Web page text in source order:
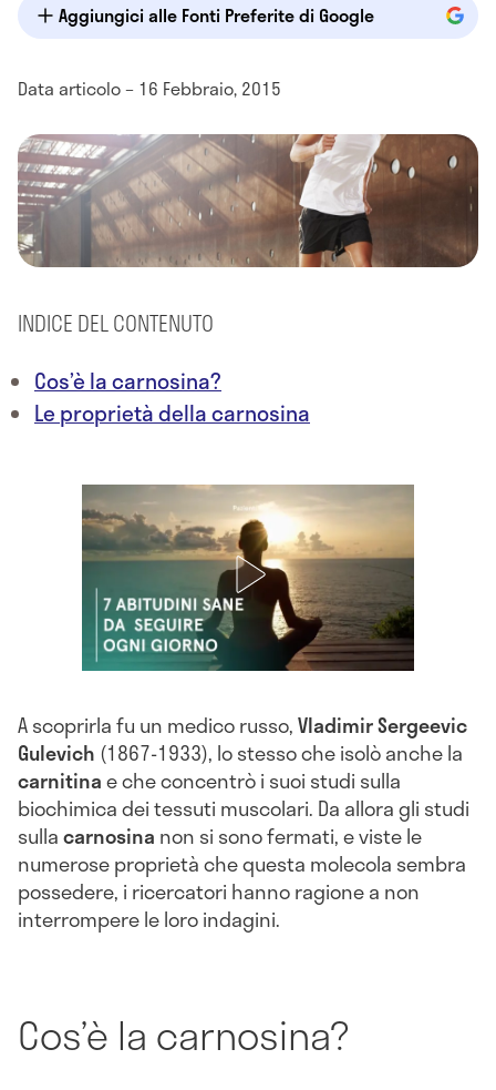
Aggiungici alle Fonti Preferite di Google
Data articolo – 16 Febbraio, 2015
INDICE DEL CONTENUTO
Cos’è la carnosina?
Le proprietà della carnosina
A scoprirla fu un medico russo,Vladimir Sergeevic
Gulevich (1867-1933), lo stesso che isolò anche la
carnitinae che concentrò i suoi studi sulla
biochimica dei tessuti muscolari. Da allora gli studi
sullacarnosina non si sono fermati, e viste le
numerose proprietà che questa molecola sembra
possedere, i ricercatori hanno ragione a non
interrompere le loro indagini.
Cos’è la carnosina?